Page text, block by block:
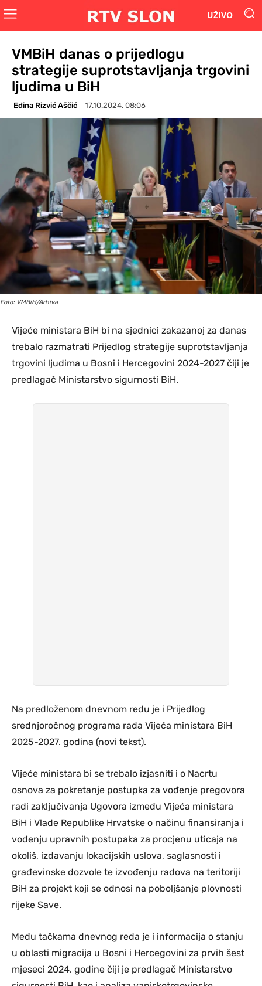
UŽIVO
VMBiH danas o prijedlogu
strategije suprotstavljanja trgovini
ljudima u BiH
Edina Rizvić Aščić 17.10.2024. 08:06
Foto: VMBiH/Arhiva
Vijeće ministara BiH bi na sjednici zakazanoj za danas
trebalo razmatrati Prijedlog strategije suprotstavljanja
trgovini ljudima u Bosni i Hercegovini 2024-2027 čiji je
predlagač Ministarstvo sigurnosti BiH.
Na predloženom dnevnom redu je i Prijedlog
srednjoročnog programa rada Vijeća ministara BiH
2025-2027. godina (novi tekst).
Vijeće ministara bi se trebalo izjasniti i o Nacrtu
osnova za pokretanje postupka za vođenje pregovora
radi zaključivanja Ugovora između Vijeća ministara
BiH i Vlade Republike Hrvatske o načinu finansiranja i
vođenju upravnih postupaka za procjenu uticaja na
okoliš, izdavanju lokacijskih uslova, saglasnosti i
građevinske dozvole te izvođenju radova na teritoriji
BiH za projekt koji se odnosi na poboljšanje plovnosti
rijeke Save.
Među tačkama dnevnog reda je i informacija o stanju
u oblasti migracija u Bosni i Hercegovini za prvih šest
mjeseci 2024. godine čiji je predlagač Ministarstvo